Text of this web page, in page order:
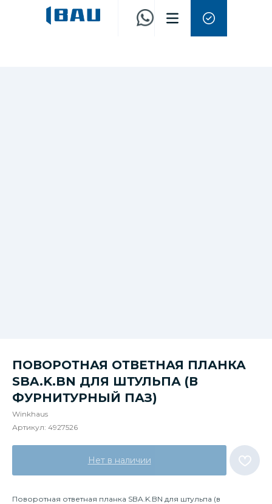
ПОВОРОТНАЯ ОТВЕТНАЯ ПЛАНКА
SBA.K.BN ДЛЯ ШТУЛЬПА (В
ФУРНИТУРНЫЙ ПАЗ)
Winkhaus
Артикул: 4927526
Нет в наличии
Поворотная ответная планка SBA.K.BN для штульпа (в